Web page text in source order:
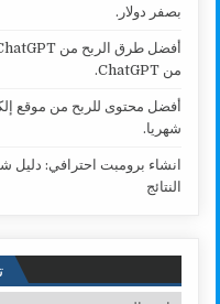
بصفر دولار.
من ChatGPT.
شهريا.
انشاء برومبت احترافي:
النتائج